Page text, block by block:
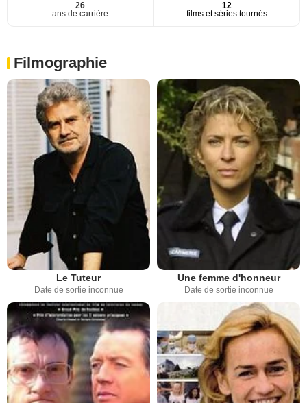
26
ans de carrière
12
films et séries tournés
Filmographie
Le Tuteur
Date de sortie inconnue
Une femme d'honneur
Date de sortie inconnue